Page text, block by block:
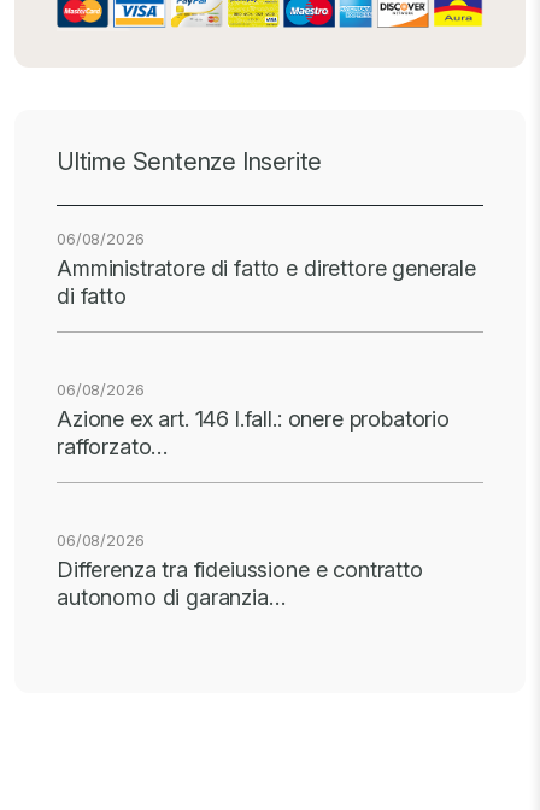
Ultime Sentenze Inserite
06/08/2026
Amministratore di fatto e direttore generale
di fatto
06/08/2026
Azione ex art. 146 l.fall.: onere probatorio
rafforzato…
06/08/2026
Differenza tra fideiussione e contratto
autonomo di garanzia…